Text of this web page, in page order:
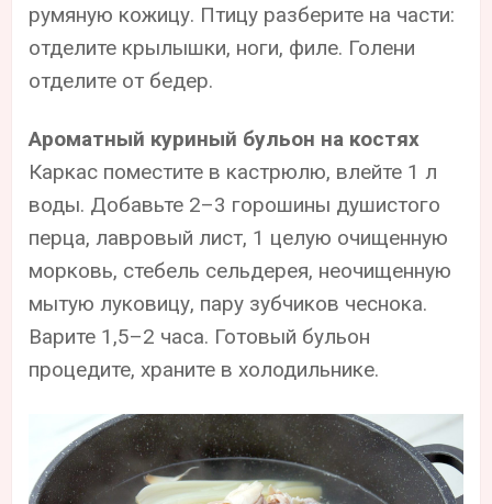
румяную кожицу. Птицу разберите на части:
отделите крылышки, ноги, филе. Голени
отделите от бедер.
Ароматный куриный бульон на костях
Каркас поместите в кастрюлю, влейте 1 л
воды. Добавьте 2–3 горошины душистого
перца, лавровый лист, 1 целую очищенную
морковь, стебель сельдерея, неочищенную
мытую луковицу, пару зубчиков чеснока.
Варите 1,5–2 часа. Готовый бульон
процедите, храните в холодильнике.